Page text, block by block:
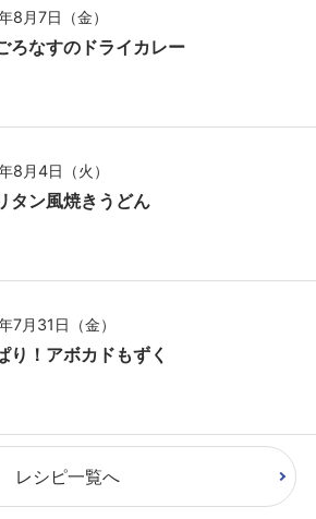
8月7日（金）
ろなすのドライカレー
8月4日（火）
タン風焼きうどん
7月31日（金）
り！アボカドもずく
レシピ一覧へ